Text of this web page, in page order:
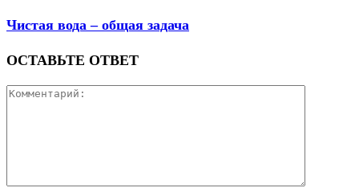
Чистая вода – общая задача
ОСТАВЬТЕ ОТВЕТ